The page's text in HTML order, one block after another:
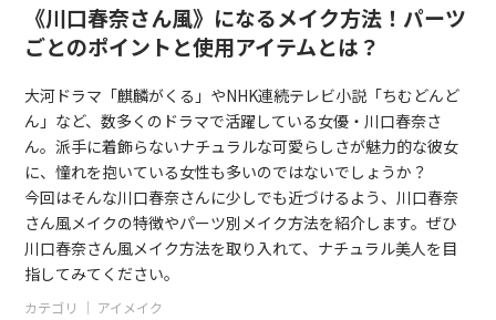
《川口春奈さん風》になるメイク方法！パーツ
ごとのポイントと使用アイテムとは？
大河ドラマ「麒麟がくる」やNHK連続テレビ小説「ちむどんど
ん」など、数多くのドラマで活躍している女優・川口春奈さ
ん。派手に着飾らないナチュラルな可愛らしさが魅力的な彼女
に、憧れを抱いている女性も多いのではないでしょうか？
今回はそんな川口春奈さんに少しでも近づけるよう、川口春奈
さん風メイクの特徴やパーツ別メイク方法を紹介します。ぜひ
川口春奈さん風メイク方法を取り入れて、ナチュラル美人を目
指してみてください。
カテゴリ ｜ アイメイク